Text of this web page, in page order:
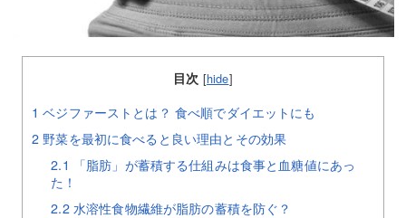
目次 [hide]
1 ベジファーストとは？ 食べ順でダイエットにも
2 野菜を最初に食べると良い理由とその効果
2.1
「脂肪」が蓄積する仕組みは食事と血糖値にあっ
た！
2.2水溶性食物繊維が脂肪の蓄積を防ぐ？